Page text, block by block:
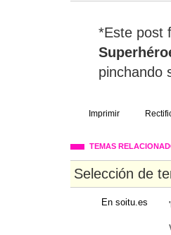
*Este post
pinchando
Imprimir
TEMAS
Selección de
En soitu.es